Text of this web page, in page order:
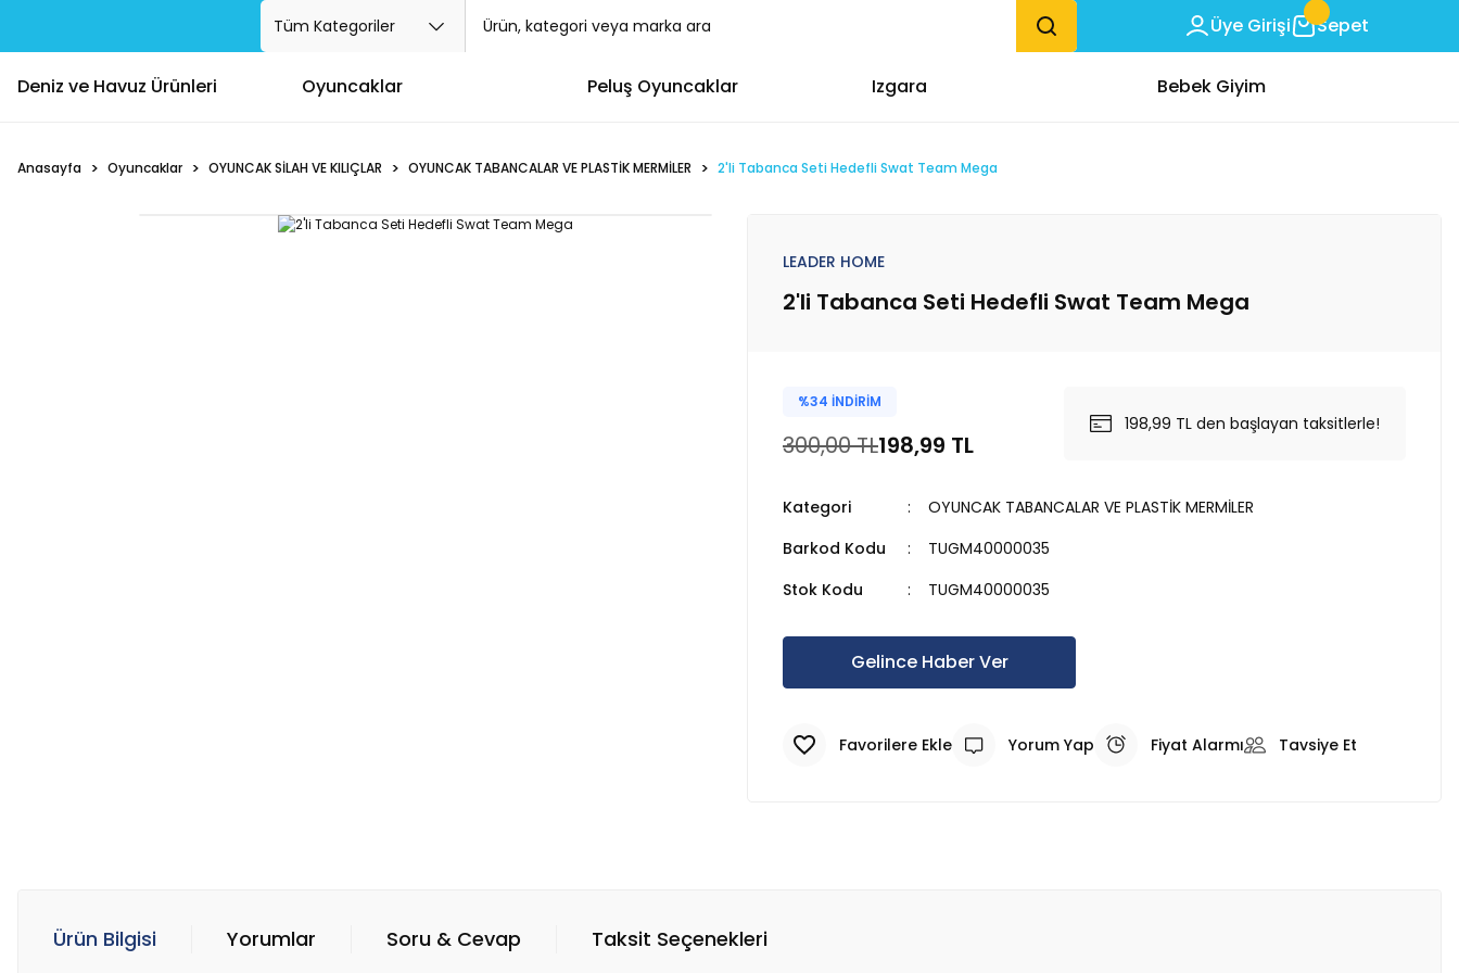
Üye Girişi Sepet
Deniz ve Havuz Ürünleri Oyuncaklar Peluş Oyuncaklar Izgara Bebek Giyim
Anasayfa Oyuncaklar OYUNCAK SİLAH VE KILIÇLAR OYUNCAK TABANCALAR VE PLASTİK MERMİLER 2'li Tabanca Seti Hedefli Swat Team Mega
LEADER HOME
2'li Tabanca Seti Hedefli Swat Team Mega
%34 İNDİRİM
300,00 TL198,99 TL
198,99 TL den başlayan taksitlerle!
Kategori
OYUNCAK TABANCALAR VE PLASTİK MERMİLER
Barkod Kodu
TUGM40000035
Stok Kodu
TUGM40000035
Gelince Haber Ver
Yorum Yap Fiyat Alarmı Tavsiye Et
Ürün Bilgisi Yorumlar Soru & Cevap Taksit Seçenekleri